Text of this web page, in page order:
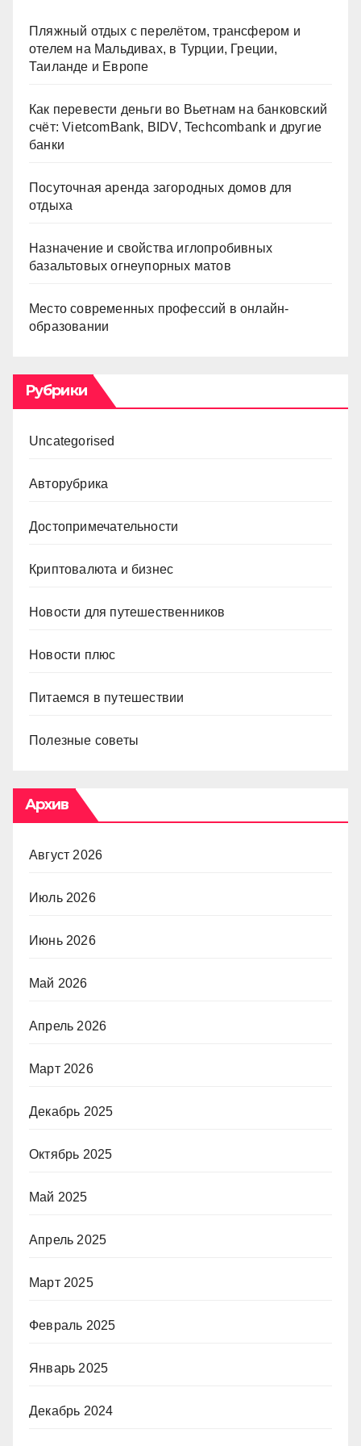
Пляжный отдых с перелётом, трансфером и
отелем на Мальдивах, в Турции, Греции,
Таиланде и Европе
Как перевести деньги во Вьетнам на банковский
счёт: VietcomBank, BIDV, Techcombank и другие
банки
Посуточная аренда загородных домов для
отдыха
Назначение и свойства иглопробивных
базальтовых огнеупорных матов
Место современных профессий в онлайн-
образовании
Рубрики
Uncategorised
Авторубрика
Достопримечательности
Криптовалюта и бизнес
Новости для путешественников
Новости плюс
Питаемся в путешествии
Полезные советы
Архив
Август 2026
Июль 2026
Июнь 2026
Май 2026
Апрель 2026
Март 2026
Декабрь 2025
Октябрь 2025
Май 2025
Апрель 2025
Март 2025
Февраль 2025
Январь 2025
Декабрь 2024